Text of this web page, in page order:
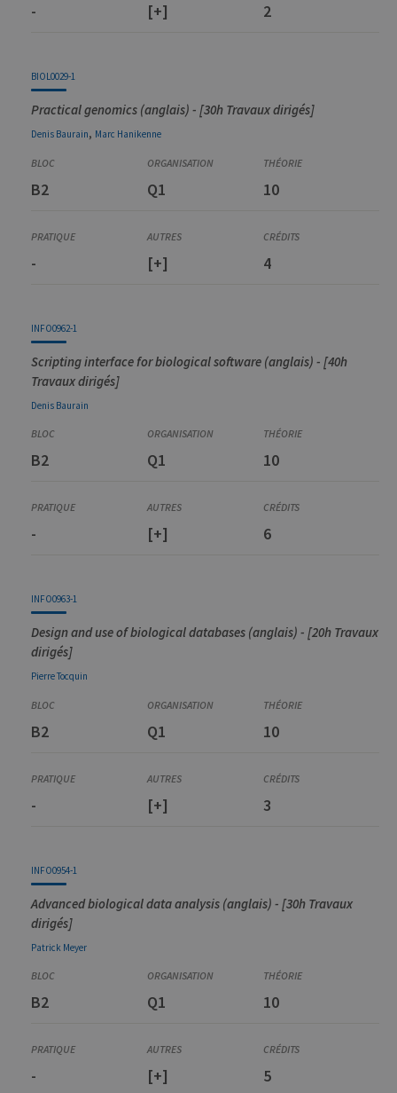
- [+] 2
BIOL0029-1
Practical genomics (anglais) - [30h Travaux dirigés]
Denis Baurain, Marc Hanikenne
B2 Q1 10
- [+] 4
INFO0962-1
Scripting interface for biological software (anglais) - [40h
Travaux dirigés]
Denis Baurain
B2 Q1 10
- [+] 6
INFO0963-1
Design and use of biological databases (anglais) - [20h Travaux
dirigés]
PierreTocquin
B2 Q1 10
- [+] 3
INFO0954-1
Advanced biological data analysis (anglais) - [30h Travaux
dirigés]
Patrick Meyer
B2 Q1 10
- [+] 5